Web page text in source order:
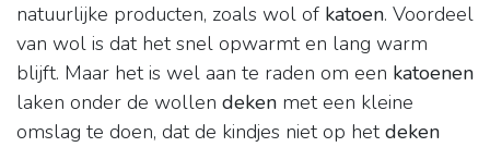
natuurlijke producten, zoals wol of katoen. Voordeel
van wol is dat het snel opwarmt en lang warm
blijft. Maar het is wel aan te raden om een katoenen
laken onder de wollen deken met een kleine
omslag te doen, dat de kindjes niet op hetdeken